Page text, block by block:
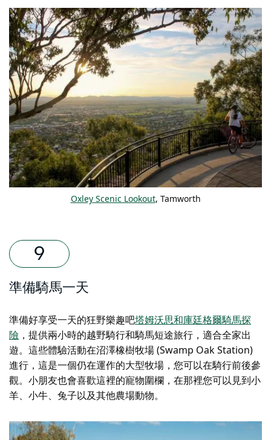
Oxley Scenic Lookout, Tamworth
準備騎馬一天
準備好享受一天的狂野樂趣吧塔姆沃思和庫廷格爾騎馬探
險 ，提供兩小時的越野騎行和騎馬短途旅行，適合全家出
遊。這些體驗活動在沼澤橡樹牧場 (Swamp Oak Station)
進行，這是一個仍在運作的大型牧場，您可以在騎行前後參
觀。小朋友也會喜歡這裡的寵物圍欄，在那裡您可以見到小
羊、小牛、兔子以及其他農場動物。